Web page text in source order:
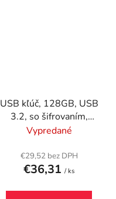
USB kľúč, 128GB, USB
3.2, so šifrovaním,
EMTEC "B120 Click
Vypredané
€29,52 bez DPH
€36,31 / ks